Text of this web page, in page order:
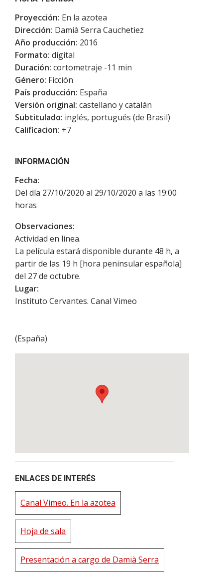
Proyección: En la azotea
Dirección: Damià Serra Cauchetiez
Año producción: 2016
Formato: digital
Duración: cortometraje -11 min
Género: Ficción
País producción: España
Versión original: castellano y catalán
Subtitulado: inglés, portugués (de Brasil)
Calificacion: +7
INFORMACIÓN
Fecha:
Del día 27/10/2020 al 29/10/2020 a las 19:00
horas
Observaciones:
Actividad en línea.
La película estará disponible durante 48 h, a
partir de las 19 h [hora peninsular española]
del 27 de octubre.
Lugar:
Instituto Cervantes. Canal Vimeo
(España)
ENLACES DE INTERÉS
Canal Vimeo. En la azotea
Hoja de sala
Presentación a cargo de Damià Serra